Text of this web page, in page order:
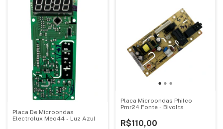
Placa De Microondas
Electrolux Meo44 - Luz Azul
Placa Microondas Philco
Pmr24 Fonte - Bivolts
R$110,00